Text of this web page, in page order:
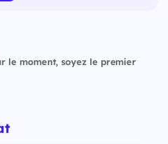
le moment, soyez le premier